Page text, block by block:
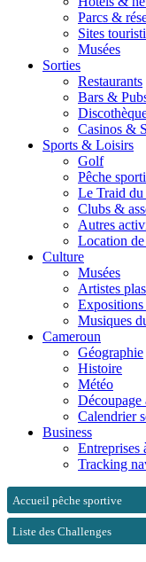
Parcs &
Sites
Musées
Sorties
Restaurants
Bars &
Casinos &
Sports & Loisirs
Golf
Pêche
Le Traid du
Clubs &
Autres
Location
Culture
Musées
Artistes
Musiques
Cameroun
Géographie
Histoire
Météo
Calendrier
Business
Entreprises
Tracking
Accueil pêche sportive
Liste des Challenges